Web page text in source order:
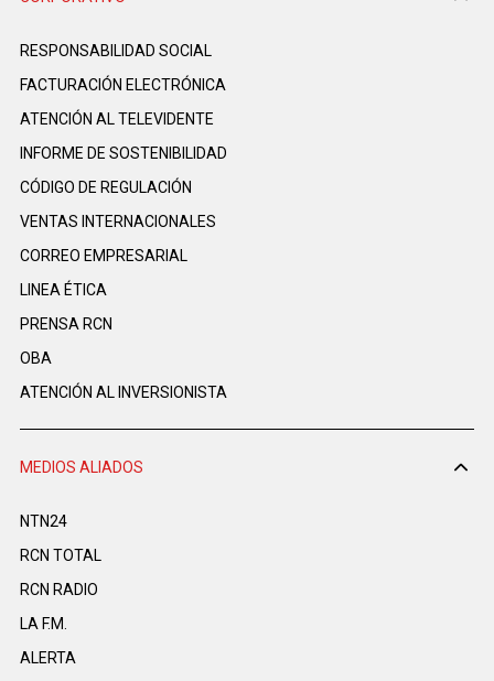
RESPONSABILIDAD SOCIAL
FACTURACIÓN ELECTRÓNICA
ATENCIÓN AL TELEVIDENTE
INFORME DE SOSTENIBILIDAD
CÓDIGO DE REGULACIÓN
VENTAS INTERNACIONALES
CORREO EMPRESARIAL
LINEA ÉTICA
PRENSA RCN
OBA
ATENCIÓN AL INVERSIONISTA
MEDIOS ALIADOS
NTN24
RCN TOTAL
RCN RADIO
LA F.M.
ALERTA